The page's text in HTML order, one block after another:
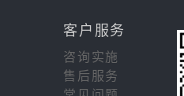
客户服务
咨询实施
售后服务